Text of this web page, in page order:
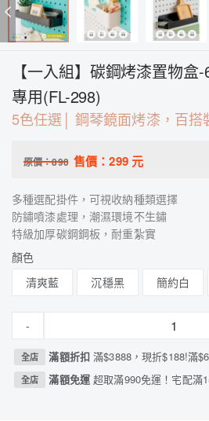
【一入組】碳鋼烤漆置物
專用(FL-298)
5色任選│ 鋼琴鏡面烤漆，百搭
原價：890 售價：299元
多種選配掛件，可視收納種類選擇
防鏽噴漆處理，潮濕環境不生鏽
特級加厚碳鋼鋼板，耐重紮實
顏色
清爽藍
沉穩黑 簡約白
-
全店 滿額折扣滿$3888，現折$188!滿
全店 滿額免運超取滿990免運！宅配滿